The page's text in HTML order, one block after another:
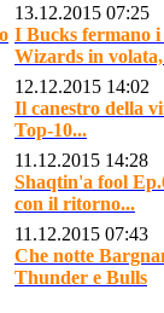
13.12.2015 07:25
I Bucks fermano
Wizards in
12.12.2015 14:02
Il canestro della
Top-10...
11.12.2015 14:28
Shaqtin'a fool
con il ritorno...
11.12.2015 07:43
Che notte
Thunder e Bulls